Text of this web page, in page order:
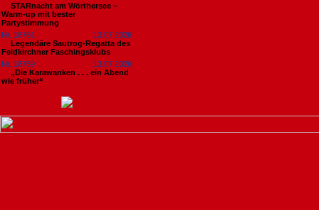
STARnacht am Wörthersee –
Warm-up mit bester
Partystimmung
Nr. 18761
13.07.2026
Legendäre Sautrog-Regatta des
Feldkirchner Faschingsklubs
Nr. 18759
13.07.2026
„Die Karawanken . . . ein Abend
wie früher“